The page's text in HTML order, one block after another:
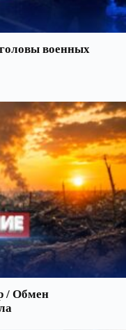
военных
/ Обмен